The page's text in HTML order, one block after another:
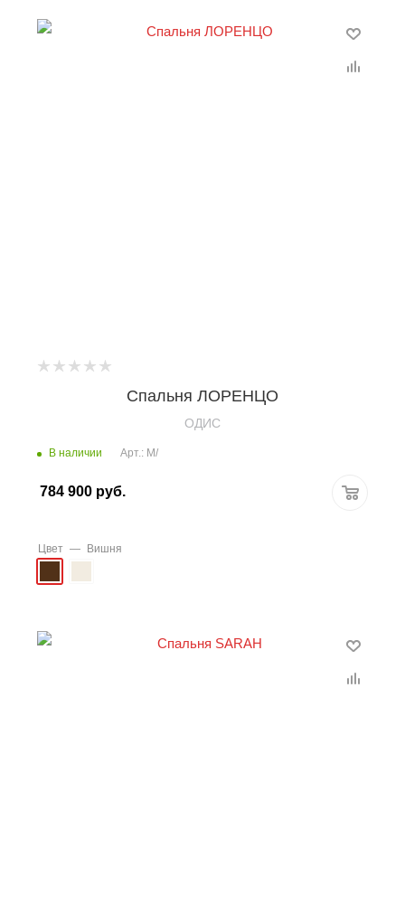
Спальня ЛОРЕНЦО
OДИС
В наличии Арт.: М/
784 900 руб.
Цвет — Вишня